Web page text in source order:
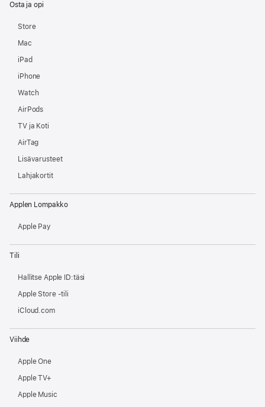
Osta ja opi
Store
Mac
iPad
iPhone
Watch
AirPods
TV ja Koti
AirTag
Lisävarusteet
Lahjakortit
Applen Lompakko
Apple Pay
Tili
Hallitse Apple ID:täsi
Apple Store -tili
iCloud.com
Viihde
Apple One
Apple TV+
Apple Music